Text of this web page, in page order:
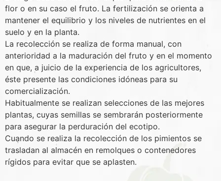
flor o en su caso el fruto. La fertilización se orienta a
mantener el equilibrio y los niveles de nutrientes en el
suelo y en la planta.
La recolección se realiza de forma manual, con
anterioridad a la maduración del fruto y en el momento
en que, a juicio de la experiencia de los agricultores,
éste presente las condiciones idóneas para su
comercialización.
Habitualmente se realizan selecciones de las mejores
plantas, cuyas semillas se sembrarán posteriormente
para asegurar la perduración del ecotipo.
Cuando se realiza la recolección de los pimientos se
trasladan al almacén en remolques o contenedores
rígidos para evitar que se aplasten.